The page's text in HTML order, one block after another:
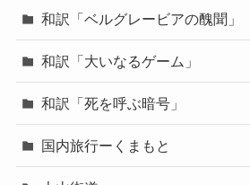
和訳「ベルグレービアの醜聞」
和訳「大いなるゲーム」
和訳「死を呼ぶ暗号」
国内旅行ーくまもと